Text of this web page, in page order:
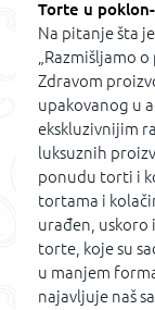
Torte u
Na pitanje šta
„Razmišljamo
Zdravom
upakovanog u
ekskluzivnijim
luksuznih
ponudu torti i
tortama i
urađen, uskoro
torte, koje su
u manjem
najavljuje naš